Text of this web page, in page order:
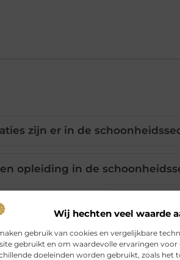
Wij hechten veel waarde
gebruik van cookies en vergelijkbare
gebruikt en om waardevolle ervaringen
doeleinden worden gebruikt, zoals het
zijn er in de
opleiding in de
zelfstandig
in een cursus lasersontharing?